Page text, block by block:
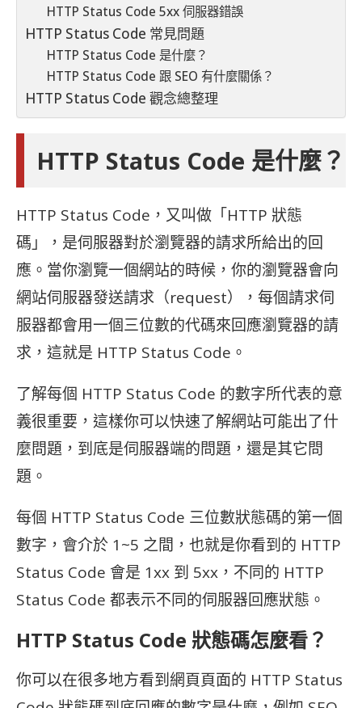
HTTP Status Code 5xx 伺服器錯誤
HTTP Status Code 常見問題
HTTP Status Code 是什麼？
HTTP Status Code 跟 SEO 有什麼關係？
HTTP Status Code 觀念總整理
HTTP Status Code 是什麼？
HTTP Status Code，又叫做「HTTP 狀態
碼」，是伺服器對於瀏覽器的請求所給出的回
應。當你瀏覽一個網站的時候，你的瀏覽器會向
網站伺服器發送請求（request），每個請求伺
服器都會用一個三位數的代碼來回應瀏覽器的請
求，這就是 HTTP Status Code。
了解每個 HTTP Status Code 的數字所代表的意
義很重要，這樣你可以快速了解網站可能出了什
麼問題，到底是伺服器端的問題，還是其它問
題。
每個 HTTP Status Code 三位數狀態碼的第一個
數字，會介於 1~5 之間，也就是你看到的 HTTP
Status Code 會是 1xx 到 5xx，不同的 HTTP
Status Code 都表示不同的伺服器回應狀態。
HTTP Status Code 狀態碼怎麼看？
你可以在很多地方看到網頁頁面的 HTTP Status